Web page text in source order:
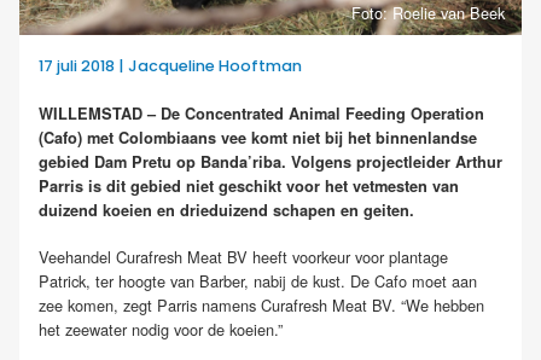
Foto: Roelie van Beek
17 juli 2018 | Jacqueline Hooftman
WILLEMSTAD – De Concentrated Animal Feeding Operation
(Cafo) met Colombiaans vee komt niet bij het binnenlandse
gebied Dam Pretu op Banda’riba. Volgens projectleider Arthur
Parris is dit gebied niet geschikt voor het vetmesten van
duizend koeien en drieduizend schapen en geiten.
Veehandel Curafresh Meat BV heeft voorkeur voor plantage
Patrick, ter hoogte van Barber, nabij de kust. De Cafo moet aan
zee komen, zegt Parris namens Curafresh Meat BV. “We hebben
het zeewater nodig voor de koeien.”